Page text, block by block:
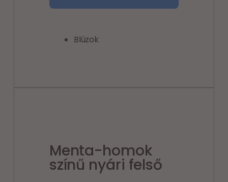
Blúzok
Menta-homok
színű nyári felső